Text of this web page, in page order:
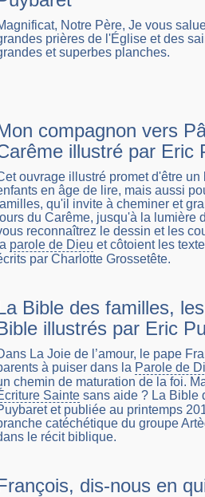
Notre Père, Je vous
prières de l'Église et des
et superbes planches.
compagnon vers
illustré par Eric
ouvrage illustré promet d'être
en âge de lire, mais aussi
qu'il invite à cheminer et
du Carême, jusqu'à la lumière
reconnaîtrez le dessin et les
la parole de Dieu et côtoient les
par Charlotte Grossetête.
Bible des familles,
illustrés par Eric
La Joie de l’amour, le pape
à puiser dans la Parole de
chemin de maturation de la foi.
Sainte sans aide ? La Bible
et publiée au printemps
catéchétique du groupe
le récit biblique.
dis-nous en